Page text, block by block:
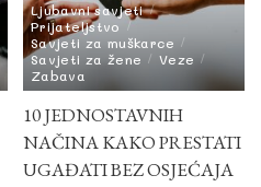
Ljubavni savjeti
Prijateljstvo
Savjeti za muškarce
Savjeti za žene
Veze
Zabava
10 JEDNOSTAVNIH
NAČINA KAKO PRESTATI
UGAĐATI BEZ OSJEĆAJA